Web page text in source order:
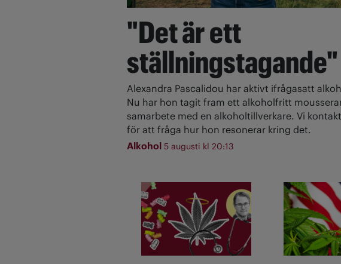
"Det är ett
ställningstagande"
Alexandra Pascalidou har aktivt ifrågasatt
Nu har hon tagit fram ett alkoholfritt
samarbete med en alkoholtillverkare. Vi
för att fråga hur hon resonerar kring det.
Alkohol 5 augusti kl 20:13